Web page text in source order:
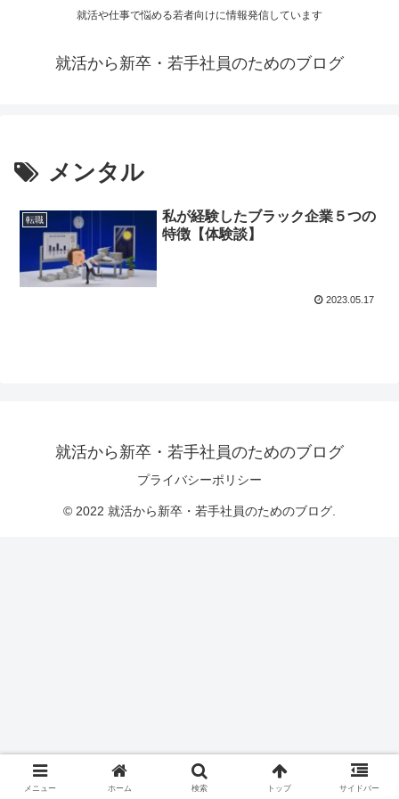
就活や仕事で悩める若者向けに情報発信しています
就活から新卒・若手社員のためのブログ
メンタル
転職
私が経験したブラック企業５つの
特徴【体験談】
2023.05.17
就活から新卒・若手社員のためのブログ
プライバシーポリシー
© 2022 就活から新卒・若手社員のためのブログ.
メニュー ホーム 検索 トップ サイドバー